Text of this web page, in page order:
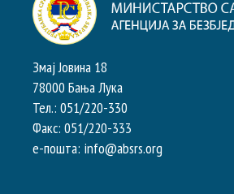
Змај Јовина 18
78000 Бања Лука
Тел.: 051/220-330
Факс: 051/220-333
e-пошта: info@absrs.org